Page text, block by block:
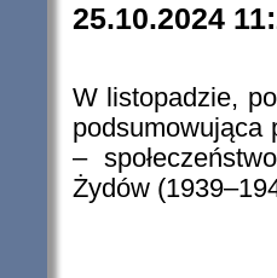
25.10.2024
W listopadzie,
podsumowująca
–
Żydów